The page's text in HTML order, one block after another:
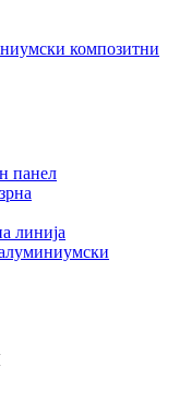
композитни
панел
линија